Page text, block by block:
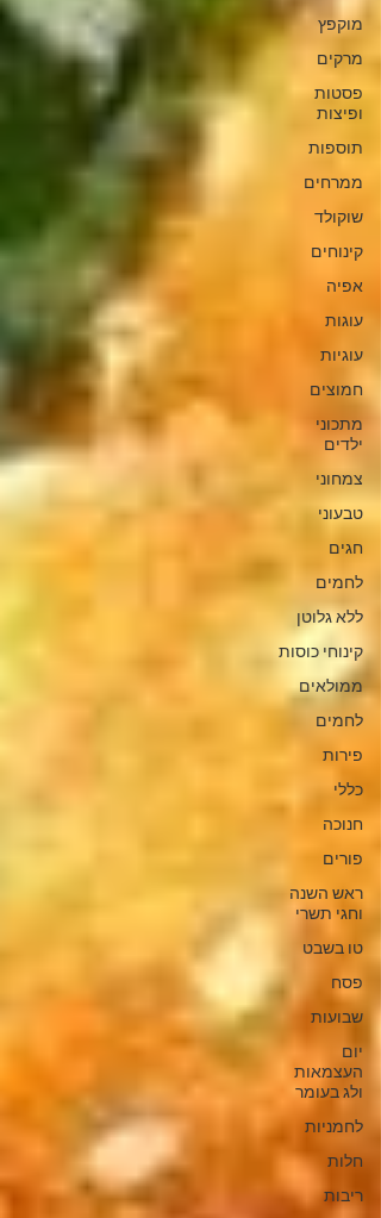
מוקפץ
מרקים
פסטות
ופיצות
תוספות
ממרחים
שוקולד
קינוחים
אפיה
עוגות
עוגיות
חמוצים
מתכוני
ילדים
צמחוני
טבעוני
חגים
לחמים
ללא גלוטן
קינוחי כוסות
ממולאים
לחמים
פירות
כללי
חנוכה
פורים
ראש השנה
וחגי תשרי
טו בשבט
פסח
שבועות
יום
העצמאות
ולג בעומר
לחמניות
חלות
ריבות